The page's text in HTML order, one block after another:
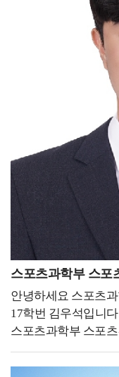
당장은 특정 분야에
시간이 지나면 예상
있는 것 같습니다.
기회가 왔을 때 적극
(스마터즈) 활동을
스포츠 협회(기관)들
스포츠 매니지먼트
선택하게 되었습니
대학원을 준비했지
되면서 어릴 적부터
포기해왔던 유학에
그렇게 대학을 찾던
대학인
있었습니다. 해외 대
진행되었습니다. 아
유학원의 도움을 받
뒤 메인 서류인 자기
추천서를 한글로 먼
가장 큰 걱정을 했었
경우에 지원 후 입학
분들이 계시다면 학
선택이 될 수 있을 것
진학을 통해 경험한
예정 중이라 아직 석
없지만 한 해 동안
안녕하세요 스포츠
17학번 김우석입니
스포츠과학부 스포
2023년도 2월에 졸
문화체육부에 속해